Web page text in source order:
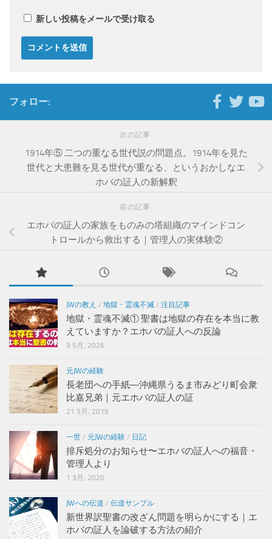
新しい投稿をメールで受け取る
フォロー:
次の記事
1914年⑤ 二つの重なる世代説の問題点。1914年を見た
世代と大患難を見る世代が重なる、というおかしなエ
ホバの証人の新解釈
前の記事
エホバの証人の家族をものみの塔組織のマインドコン
トロールから救出する｜管理人の実体験②
JWの教え / 地獄・霊魂不滅 / 注目記事
地獄・霊魂不滅① 聖書は地獄の存在を本当に教
えていますか？エホバの証人への反論
9 5月, 2026
元JWの経験
長老団への手紙―沖縄県うるま市みどり町会衆
比嘉兄弟｜元エホバの証人の証
21 5月, 2019
一世 / 元JWの経験 / 日記
排斥処分のお知らせ〜エホバの証人への福音・
管理人より
1 3月, 2020
JWへの伝道 / 伝道サンプル
新世界訳聖書の改ざん問題を明らかにする｜エ
ホバの証人を論破する方法の紹介